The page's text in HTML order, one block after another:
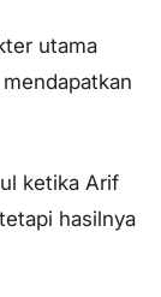
utama
ketika Arif
hasilnya